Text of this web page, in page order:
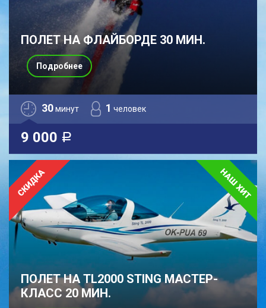
ПОЛЕТ НА ФЛАЙБОРДЕ 30 МИН.
30минут 1 человек
9 000 a
Подробнее
ПОЛЕТ НА TL2000 STING МАСТЕР-
КЛАСС 20 МИН.